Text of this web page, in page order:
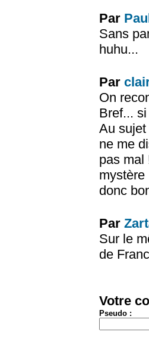
Par
Sans
huhu...
Par
On
Bref...
Au
ne me
pas mal
mystère
donc
Par
Sur le
de
Votre
Pseudo :